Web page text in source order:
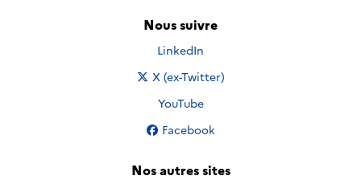
Nous suivre
Nous suivre sur
LinkedIn
Nous suivre sur
X (ex-Twitter)
Nous suivre sur
YouTube
Nous suivre sur
Facebook
Nos autres sites